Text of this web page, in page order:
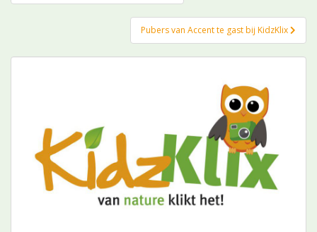
Pubers van Accent te gast bij KidzKlix